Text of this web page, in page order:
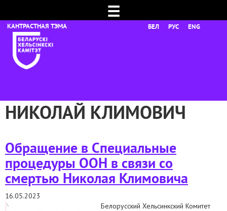
☰
БЕЛ РУС ENG
НИКОЛАЙ КЛИМОВИЧ
Обращение в Специальные
процедуры ООН в связи со
смертью Николая Климовича
16.05.2023
Белорусский Хельсинкский Комитет